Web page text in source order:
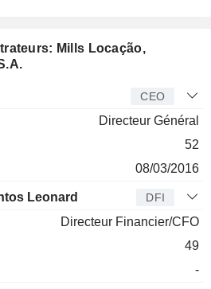
Mills Locação,
CEO
Directeur Général
52
08/03/2016
Leonard DFI
Directeur Financier/CFO
49
-